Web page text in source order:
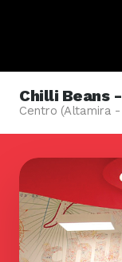
Chilli Beans
Centro (Altamira -